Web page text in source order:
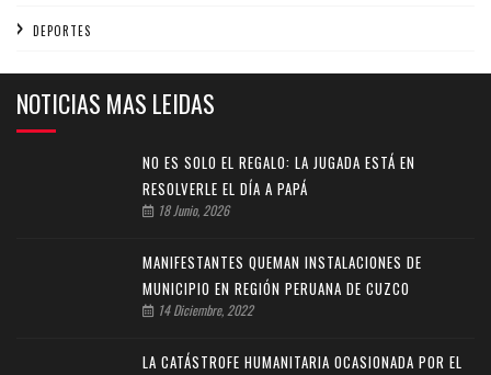
DEPORTES
NOTICIAS MAS LEIDAS
NO ES SOLO EL REGALO: LA JUGADA ESTÁ EN
RESOLVERLE EL DÍA A PAPÁ
18 Junio, 2026
MANIFESTANTES QUEMAN INSTALACIONES DE
MUNICIPIO EN REGIÓN PERUANA DE CUZCO
14 Diciembre, 2022
LA CATÁSTROFE HUMANITARIA OCASIONADA POR EL